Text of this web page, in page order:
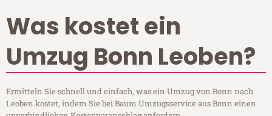
Was kostet ein
Umzug Bonn Leoben?
Ermitteln Sie schnell und einfach, was ein Umzug von Bonn nach
Leoben kostet, indem Sie bei Baum Umzugsservice aus Bonn einen